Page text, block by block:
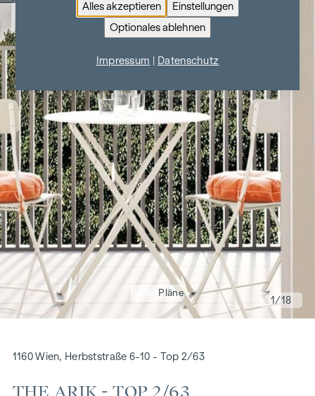
Pläne
1/18
1160 Wien, Herbststraße 6-10 - Top 2/63
THE ARIK - TOP 2/63
Alles akzeptieren
Einstellungen
Optionales ablehnen
Impressum Datenschutz